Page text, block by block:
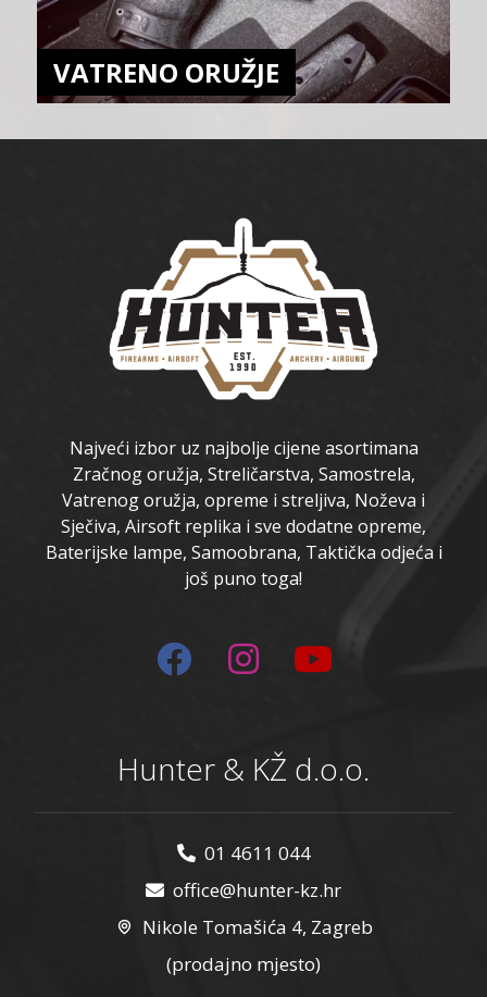
VATRENO ORUŽJE
Najveći izbor uz najbolje cijene asortimana
Zračnog oružja, Streličarstva, Samostrela,
Vatrenog oružja, opreme i streljiva, Noževa i
Sječiva, Airsoft replika i sve dodatne opreme,
Baterijske lampe, Samoobrana, Taktička odjeća i
još puno toga!
Hunter & KŽ d.o.o.
01 4611 044
office@hunter-kz.hr
Nikole Tomašića 4, Zagreb
(prodajno mjesto)